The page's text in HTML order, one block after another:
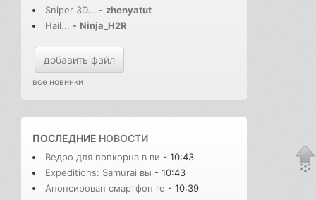
Sniper 3D... - zhenyatut
Hail... - Ninja_H2R
добавить файл
все новинки
ПОСЛЕДНИЕ НОВОСТИ
Ведро для попкорна в ви - 10:43
Expeditions: Samurai вы - 10:43
Анонсирован смартфон re - 10:39